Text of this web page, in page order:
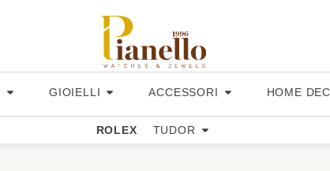
GIOIELLI ACCESSORI HOME
ROLEX TUDOR